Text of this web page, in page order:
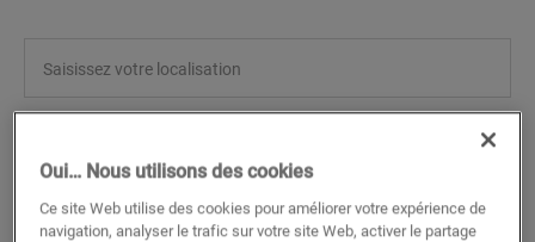
Fonctionnalités du produit
Oui… Nous utilisons des cookies
Ce site Web utilise des cookies pour améliorer votre expérience de
navigation, analyser le trafic sur votre site Web, activer le partage